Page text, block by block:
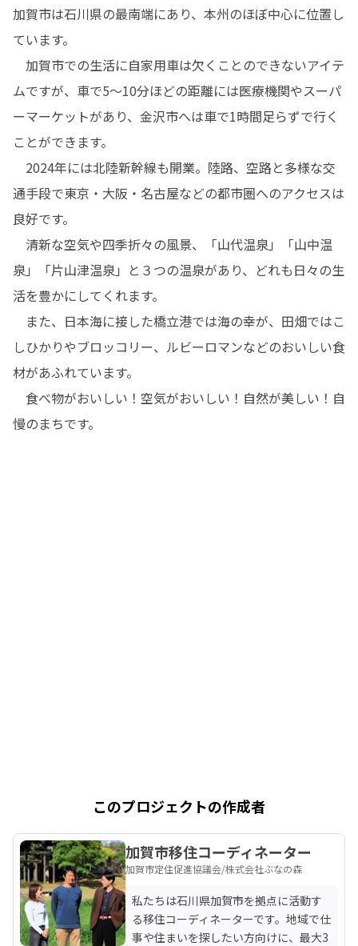
加賀市は石川県の最南端にあり、本州のほぼ中心に位置し
ています。
加賀市での生活に自家用車は欠くことのできないアイテ
ムですが、車で5～10分ほどの距離には医療機関やスーパ
ーマーケットがあり、金沢市へは車で1時間足らずで行く
ことができます。
2024年には北陸新幹線も開業。陸路、空路と多様な交
通手段で東京・大阪・名古屋などの都市圏へのアクセスは
良好です。
清新な空気や四季折々の風景、「山代温泉」「山中温
泉」「片山津温泉」と３つの温泉があり、どれも日々の生
活を豊かにしてくれます。
また、日本海に接した橋立港では海の幸が、田畑ではこ
しひかりやブロッコリー、ルビーロマンなどのおいしい食
材があふれています。
食べ物がおいしい！空気がおいしい！自然が美しい！自
慢のまちです。
このプロジェクトの作成者
加賀市移住コーディネーター
加賀市定住促進協議会/株式会社ぶなの森
私たちは石川県加賀市を拠点に活動す
る移住コーディネーターです。地域で仕
事や住まいを探したい方向けに、最大3